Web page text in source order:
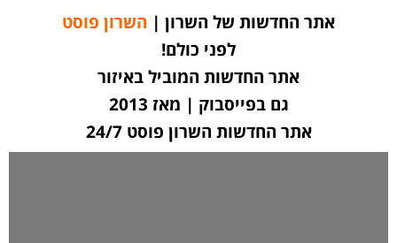
אתר החדשות של השרון | השרון פוסט
לפני כולם!
אתר החדשות המוביל באיזור
גם בפייסבוק | מאז 2013
אתר החדשות השרון פוסט 24/7
לחצו כאן ליצירת קשר